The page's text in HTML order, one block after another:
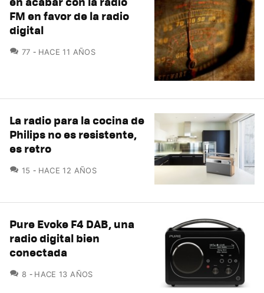
FM en favor de la radio
digital
77 COMENTARIOS
HACE 11 AÑOS
La radio para la cocina de
Philips no es resistente,
es retro
15 COMENTARIOS
HACE 12 AÑOS
Pure Evoke F4 DAB, una
radio digital bien
conectada
8 COMENTARIOS
HACE 13 AÑOS